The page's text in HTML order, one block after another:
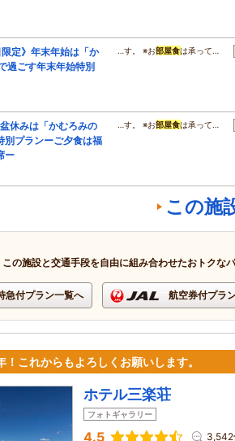
定》年末年始は「か
過ごす年末年始特別
…す。 ※お部屋食は承って…
休みは「かむろみの
別プランーご夕食は福
ー
…す。 ※お部屋食は承って…
この施
この施設と交通手段を自由に組み合わせたおトクな
急付プラン一覧へ 航空券付プラ
これからもよろしくお願いします。
ホテル三楽荘
フォトギャラリー
4.5 3,542